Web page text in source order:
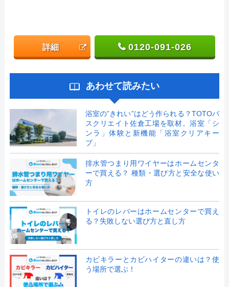
詳細 0120-091-026
あわせて読みたい
浴室の”きれい”はどう作られる？TOTOバ
スクリエイト佐倉工場を取材。浴室「シ
ンラ」体験と新機能「浴室クリアキー
プ」
排水管つまり用ワイヤーはホームセンタ
ーで買える？ 種類・選び方と安全な使い
方
トイレのレバーはホームセンターで買え
る？失敗しない選び方と直し方
カビキラーとカビハイターの違いは？使
う場所で選ぶ！